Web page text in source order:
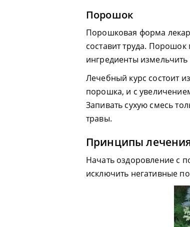
Порошок
Порошковая форма
составит труда.
ингредиенты
Лечебный курс состоит
порошка, и с
Запивать сухую смесь
травы.
Принципы
Начать оздоровление с
исключить негативные